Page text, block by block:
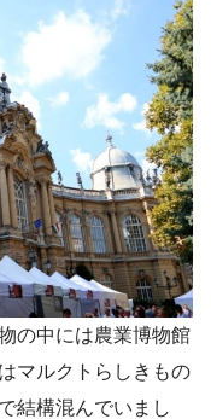
の中には農業博物館
マルクトらしきもの
結構混んでいまし